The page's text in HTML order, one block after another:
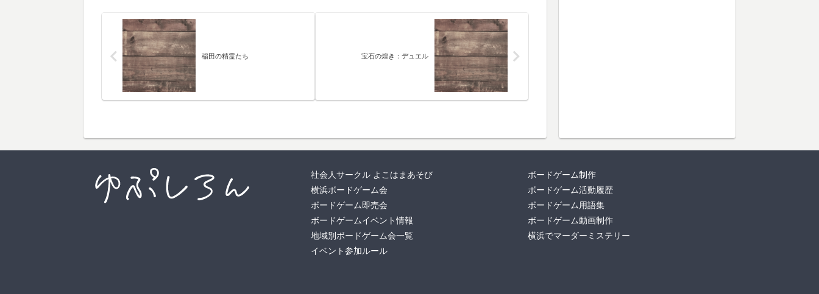
稲田の精霊たち 宝石の煌き：デュエル
社会人サークル よこはまあそび
横浜ボードゲーム会
ボードゲーム即売会
ボードゲームイベント情報
地域別ボードゲーム会一覧
イベント参加ルール
ボードゲーム制作
ボードゲーム活動履歴
ボードゲーム用語集
ボードゲーム動画制作
横浜でマーダーミステリー